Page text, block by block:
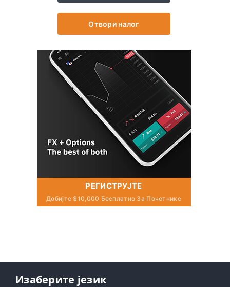
Отвори налог
РЕГИСТРУЈТЕ
Добијте $10,000 Бесплатно За Почетнике
Изаберите језик